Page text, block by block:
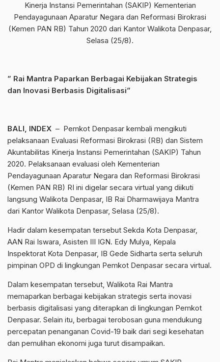
Kinerja Instansi Pemerintahan (SAKIP) Kementerian
Pendayagunaan Aparatur Negara dan Reformasi Birokrasi
(Kemen PAN RB) Tahun 2020 dari Kantor Walikota Denpasar,
Selasa (25/8).
” Rai Mantra Paparkan Berbagai Kebijakan Strategis
dan Inovasi Berbasis Digitalisasi”
BALI, INDEX – Pemkot Denpasar kembali mengikuti
pelaksanaan Evaluasi Reformasi Birokrasi (RB) dan Sistem
Akuntabilitas Kinerja Instansi Pemerintahan (SAKIP) Tahun
2020. Pelaksanaan evaluasi oleh Kementerian
Pendayagunaan Aparatur Negara dan Reformasi Birokrasi
(Kemen PAN RB) RI ini digelar secara virtual yang diikuti
langsung Walikota Denpasar, IB Rai Dharmawijaya Mantra
dari Kantor Walikota Denpasar, Selasa (25/8).
Hadir dalam kesempatan tersebut Sekda Kota Denpasar,
AAN Rai Iswara, Asisten III IGN. Edy Mulya, Kepala
Inspektorat Kota Denpasar, IB Gede Sidharta serta seluruh
pimpinan OPD di lingkungan Pemkot Denpasar secara virtual.
Dalam kesempatan tersebut, Walikota Rai Mantra
memaparkan berbagai kebijakan strategis serta inovasi
berbasis digitalisasi yang diterapkan di lingkungan Pemkot
Denpasar. Selain itu, berbagai terobosan guna mendukung
percepatan penanganan Covid-19 baik dari segi kesehatan
dan pemulihan ekonomi juga turut disampaikan.